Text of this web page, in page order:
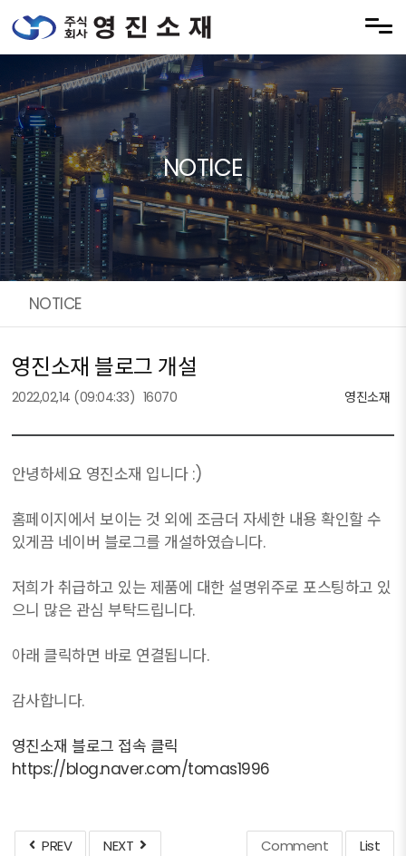
Skip to menu
NOTICE
NOTICE
영진소재 블로그 개설
영진소재
2022,02,14 (09:04:33) 16070
안녕하세요 영진소재 입니다 :)
홈페이지에서 보이는 것 외에 조금더 자세한 내용 확인할 수
있게끔 네이버 블로그를 개설하였습니다.
저희가 취급하고 있는 제품에 대한 설명위주로 포스팅하고 있
으니 많은 관심 부탁드립니다.
아래 클릭하면 바로 연결됩니다.
감사합니다.
영진소재 블로그 접속 클릭
https://blog.naver.com/tomas1996
PREV NEXT Comment List